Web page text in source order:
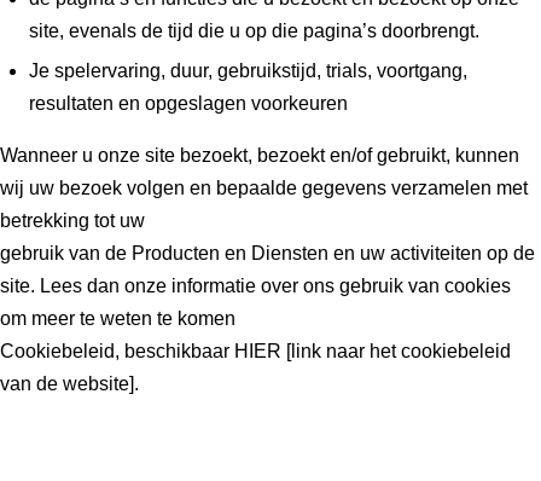
site, evenals de tijd die u op die pagina’s doorbrengt.
Je spelervaring, duur, gebruikstijd, trials, voortgang,
resultaten en opgeslagen voorkeuren
Wanneer u onze site bezoekt, bezoekt en/of gebruikt, kunnen
wij uw bezoek volgen en bepaalde gegevens verzamelen met
betrekking tot uw
gebruik van de Producten en Diensten en uw activiteiten op de
site. Lees dan onze informatie over ons gebruik van cookies
om meer te weten te komen
Cookiebeleid, beschikbaar HIER [link naar het cookiebeleid
van de website].